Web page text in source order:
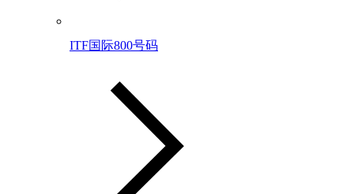
ITF国际800号码